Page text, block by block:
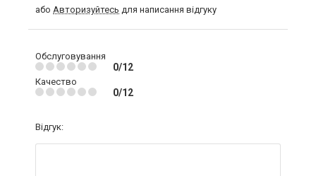
або Авторизуйтесь для написання відгуку
Обслуговування
0/12
Качество
0/12
Відгук: